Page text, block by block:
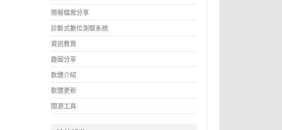
簡報檔案分享
診斷式數位測驗系統
資訊教育
趣圖分享
軟體介紹
軟體更新
開源工具